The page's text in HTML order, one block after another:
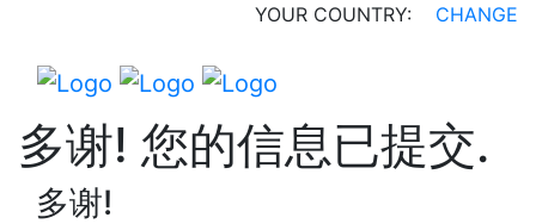
YOUR COUNTRY: CHANGE
多谢! 您的信息已提交.
多谢!